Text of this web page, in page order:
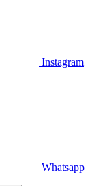
Instagram
Whatsapp